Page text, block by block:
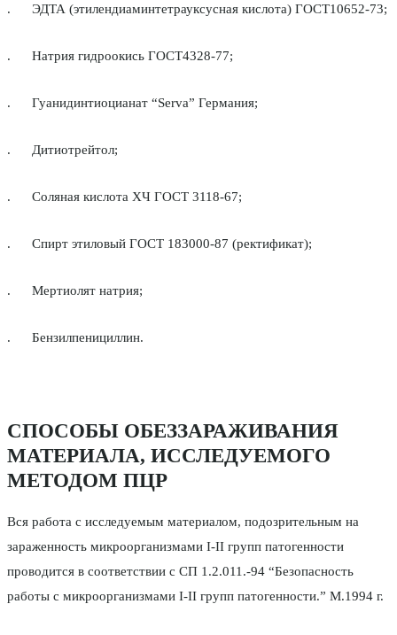
. ЭДТА (этилендиаминтетрауксусная кислота) ГОСТ10652-73;
. Натрия гидроокись ГОСТ4328-77;
. Гуанидинтиоцианат “Serva” Германия;
. Дитиотрейтол;
. Соляная кислота ХЧ ГОСТ 3118-67;
. Спирт этиловый ГОСТ 183000-87 (ректификат);
. Мертиолят натрия;
. Бензилпенициллин.
СПОСОБЫ ОБЕЗЗАРАЖИВАНИЯ
МАТЕРИАЛА, ИССЛЕДУЕМОГО
МЕТОДОМ ПЦР
Вся работа с исследуемым материалом, подозрительным на
зараженность микроорганизмами I-II групп патогенности
проводится в соответствии с СП 1.2.011.-94 “Безопасность
работы с микроорганизмами I-II групп патогенности.” М.1994 г.